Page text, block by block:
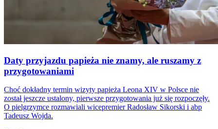
Daty przyjazdu papieża nie znamy, ale ruszamy z
przygotowaniami
Choć dokładny termin wizyty papieża Leona XIV w Polsce nie
został jeszcze ustalony, pierwsze przygotowania już się rozpoczęły.
O pielgrzymce rozmawiali wicepremier Radosław Sikorski i abp
Tadeusz Wojda.